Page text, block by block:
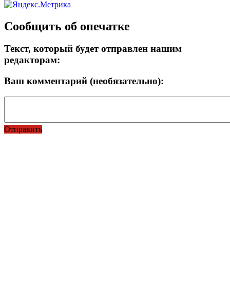
Сообщить об опечатке
Текст, который будет отправлен нашим
редакторам:
Ваш комментарий (необязательно):
Отправить